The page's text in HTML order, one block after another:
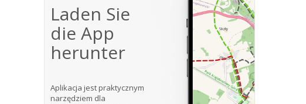
Laden Sie
die App
herunter
Aplikacja jest praktycznym
narzędziem dla